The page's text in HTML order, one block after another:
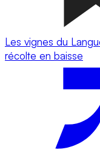
Les vignes du
récolte en baisse